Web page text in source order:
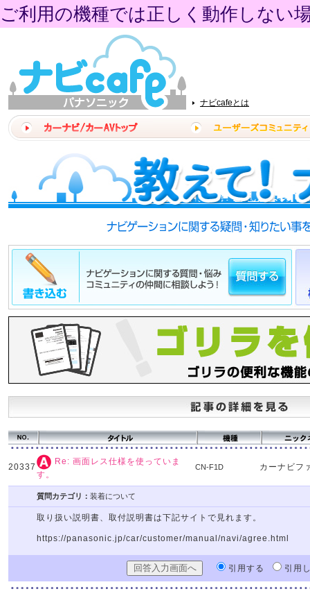
ご利用の機種では正しく動作しない
ナビcafeとは
20337
Re: 画面レス仕様を使っていま
す。
CN-F1D カーナビフ
質問カテゴリ： 装着について
取り扱い説明書、取付説明書は下記サイトで見れます。
https://panasonic.jp/car/customer/manual/navi/agree.html
引用する 引用